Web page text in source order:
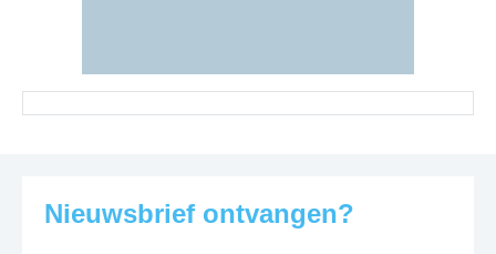
Nieuwsbrief ontvangen?